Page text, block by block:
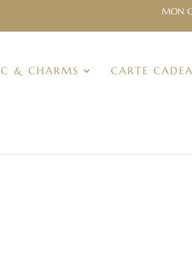
MON
& CHARMS CARTE